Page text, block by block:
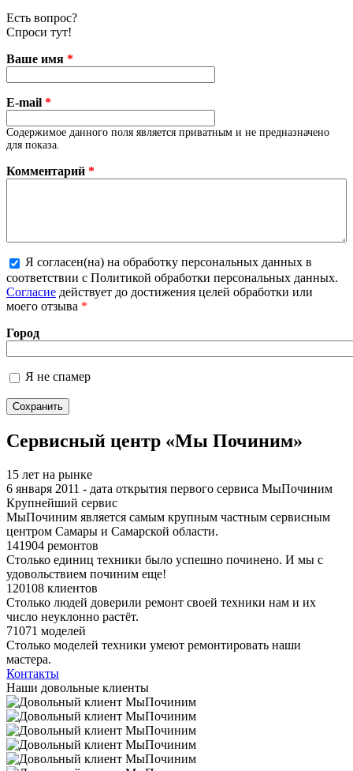
Есть вопрос?
Спроси тут!
Ваше имя *
E-mail *
Содержимое данного поля является приватным и не предназначено
для показа.
Комментарий *
Более подробная информация о текстовых
форматах
Я согласен(на) на обработку персональных данных в
соответствии с Политикой обработки персональных данных.
Согласие действует до достижения целей обработки или
моего отзыва *
Город
Я не спамер
Я спамер
Сервисный центр «Мы Починим»
15 лет на рынке
6 января 2011 - дата открытия первого сервиса МыПочиним
Крупнейший сервис
МыПочиним является самым крупным частным сервисным
центром Самары и Самарской области.
141904 ремонтов
Столько единиц техники было успешно починено. И мы с
удовольствием починим еще!
120108 клиентов
Столько людей доверили ремонт своей техники нам и их
число неуклонно растёт.
71071 моделей
Столько моделей техники умеют ремонтировать наши
мастера.
Контакты
Наши довольные клиенты